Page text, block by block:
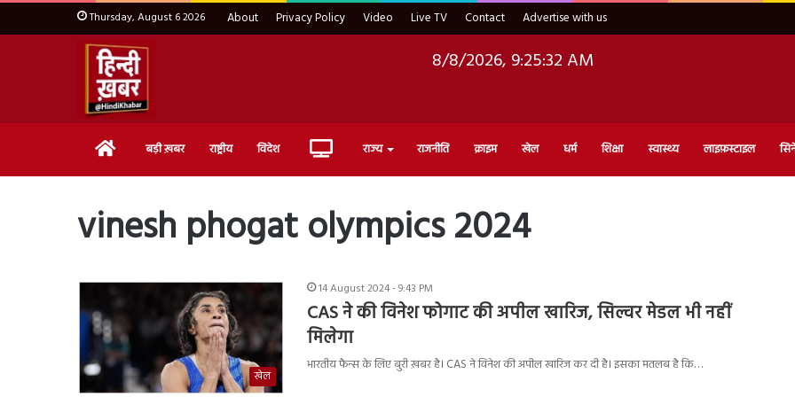
Thursday, August 6 2026 About Privacy Policy Video Live TV Contact Advertise with us
8/8/2026, 9:25:33 AM
Home बड़ी ख़बर राष्ट्रीय विदेश Live राज्य राजनीति क्राइम खेल धर्म शिक्षा स्वास्थ्य लाइफ़स्टाइल
vinesh phogat olympics 2024
खेल
14 August 2024 - 9:43 PM
CAS ने की विनेश फोगाट की अपील खारिज, सिल्वर मेडल भी नहीं
मिलेगा
भारतीय फैन्स के लिए बुरी ख़बर है। CAS ने विनेश की अपील खारिज कर दी है। इसका मतलब है कि…